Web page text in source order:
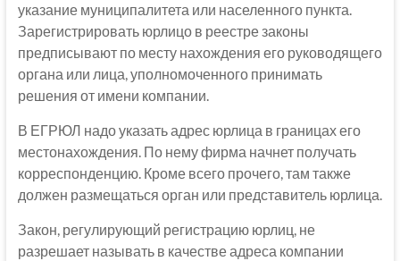
указание муниципалитета или населенного пункта.
Зарегистрировать юрлицо в реестре законы
предписывают по месту нахождения его руководящего
органа или лица, уполномоченного принимать
решения от имени компании.
В ЕГРЮЛ надо указать адрес юрлица в границах его
местонахождения. По нему фирма начнет получать
корреспонденцию. Кроме всего прочего, там также
должен размещаться орган или представитель юрлица.
Закон, регулирующий регистрацию юрлиц, не
разрешает называть в качестве адреса компании